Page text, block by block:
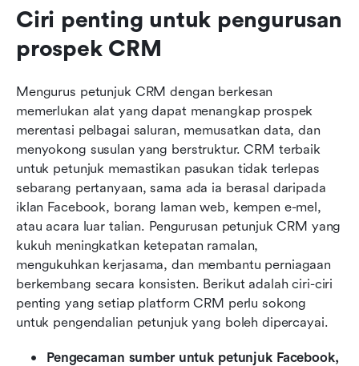
Ciri penting untuk pengurusan
prospek CRM
Mengurus petunjuk CRM dengan berkesan
memerlukan alat yang dapat menangkap prospek
merentasi pelbagai saluran, memusatkan data, dan
menyokong susulan yang berstruktur. CRM terbaik
untuk petunjuk memastikan pasukan tidak terlepas
sebarang pertanyaan, sama ada ia berasal daripada
iklan Facebook, borang laman web, kempen e-mel,
atau acara luar talian. Pengurusan petunjuk CRM yang
kukuh meningkatkan ketepatan ramalan,
mengukuhkan kerjasama, dan membantu perniagaan
berkembang secara konsisten. Berikut adalah ciri-ciri
penting yang setiap platform CRM perlu sokong
untuk pengendalian petunjuk yang boleh dipercayai.
Pengecaman sumber untuk petunjuk Facebook,